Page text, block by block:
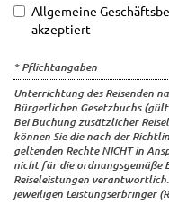
Allgemeine
akzeptiert
* Pflichtangaben
Unterrichtung des Reisenden
Bürgerlichen Gesetzbuchs
Bei Buchung zusätzlicher
können Sie die nach der
geltenden Rechte NICHT in
nicht für die ordnungsgemäße
Reiseleistungen
jeweiligen Leistungserbringer